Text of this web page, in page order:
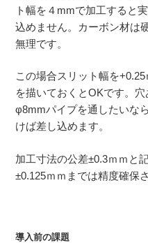
ト幅を４mmで加工すると
込めません。カーボン材は
無理です。
この場合スリット幅を
を描いておくとOKです。穴
φ8mmパイプを通したいな
けば差し込めます。
加工寸法の公差±0.3ｍｍと
±0.125ｍｍまでは精度確保
導入前の課題